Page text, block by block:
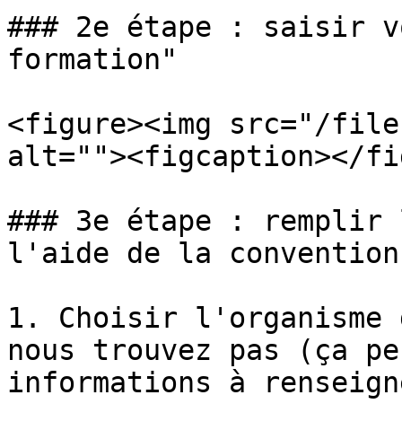
### 2e étape : saisir
formation"
<figure><img src="/
alt=""><figcaption></
### 3e étape : remplir
l'aide de la
1. Choisir l'organisme
nous trouvez pas
informations à